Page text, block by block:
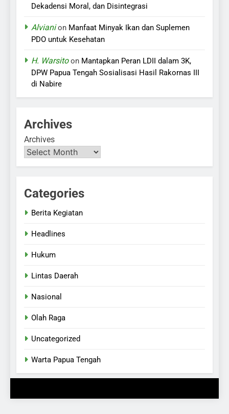
Dekadensi Moral, dan Disintegrasi
Alvianion Manfaat Minyak Ikan dan Suplemen
PDO untuk Kesehatan
H. Warsitoon Mantapkan Peran LDII dalam 3K,
DPW Papua Tengah Sosialisasi Hasil Rakornas III
di Nabire
Archives
Archives
Categories
Berita Kegiatan
Headlines
Hukum
Lintas Daerah
Nasional
Olah Raga
Uncategorized
Warta Papua Tengah